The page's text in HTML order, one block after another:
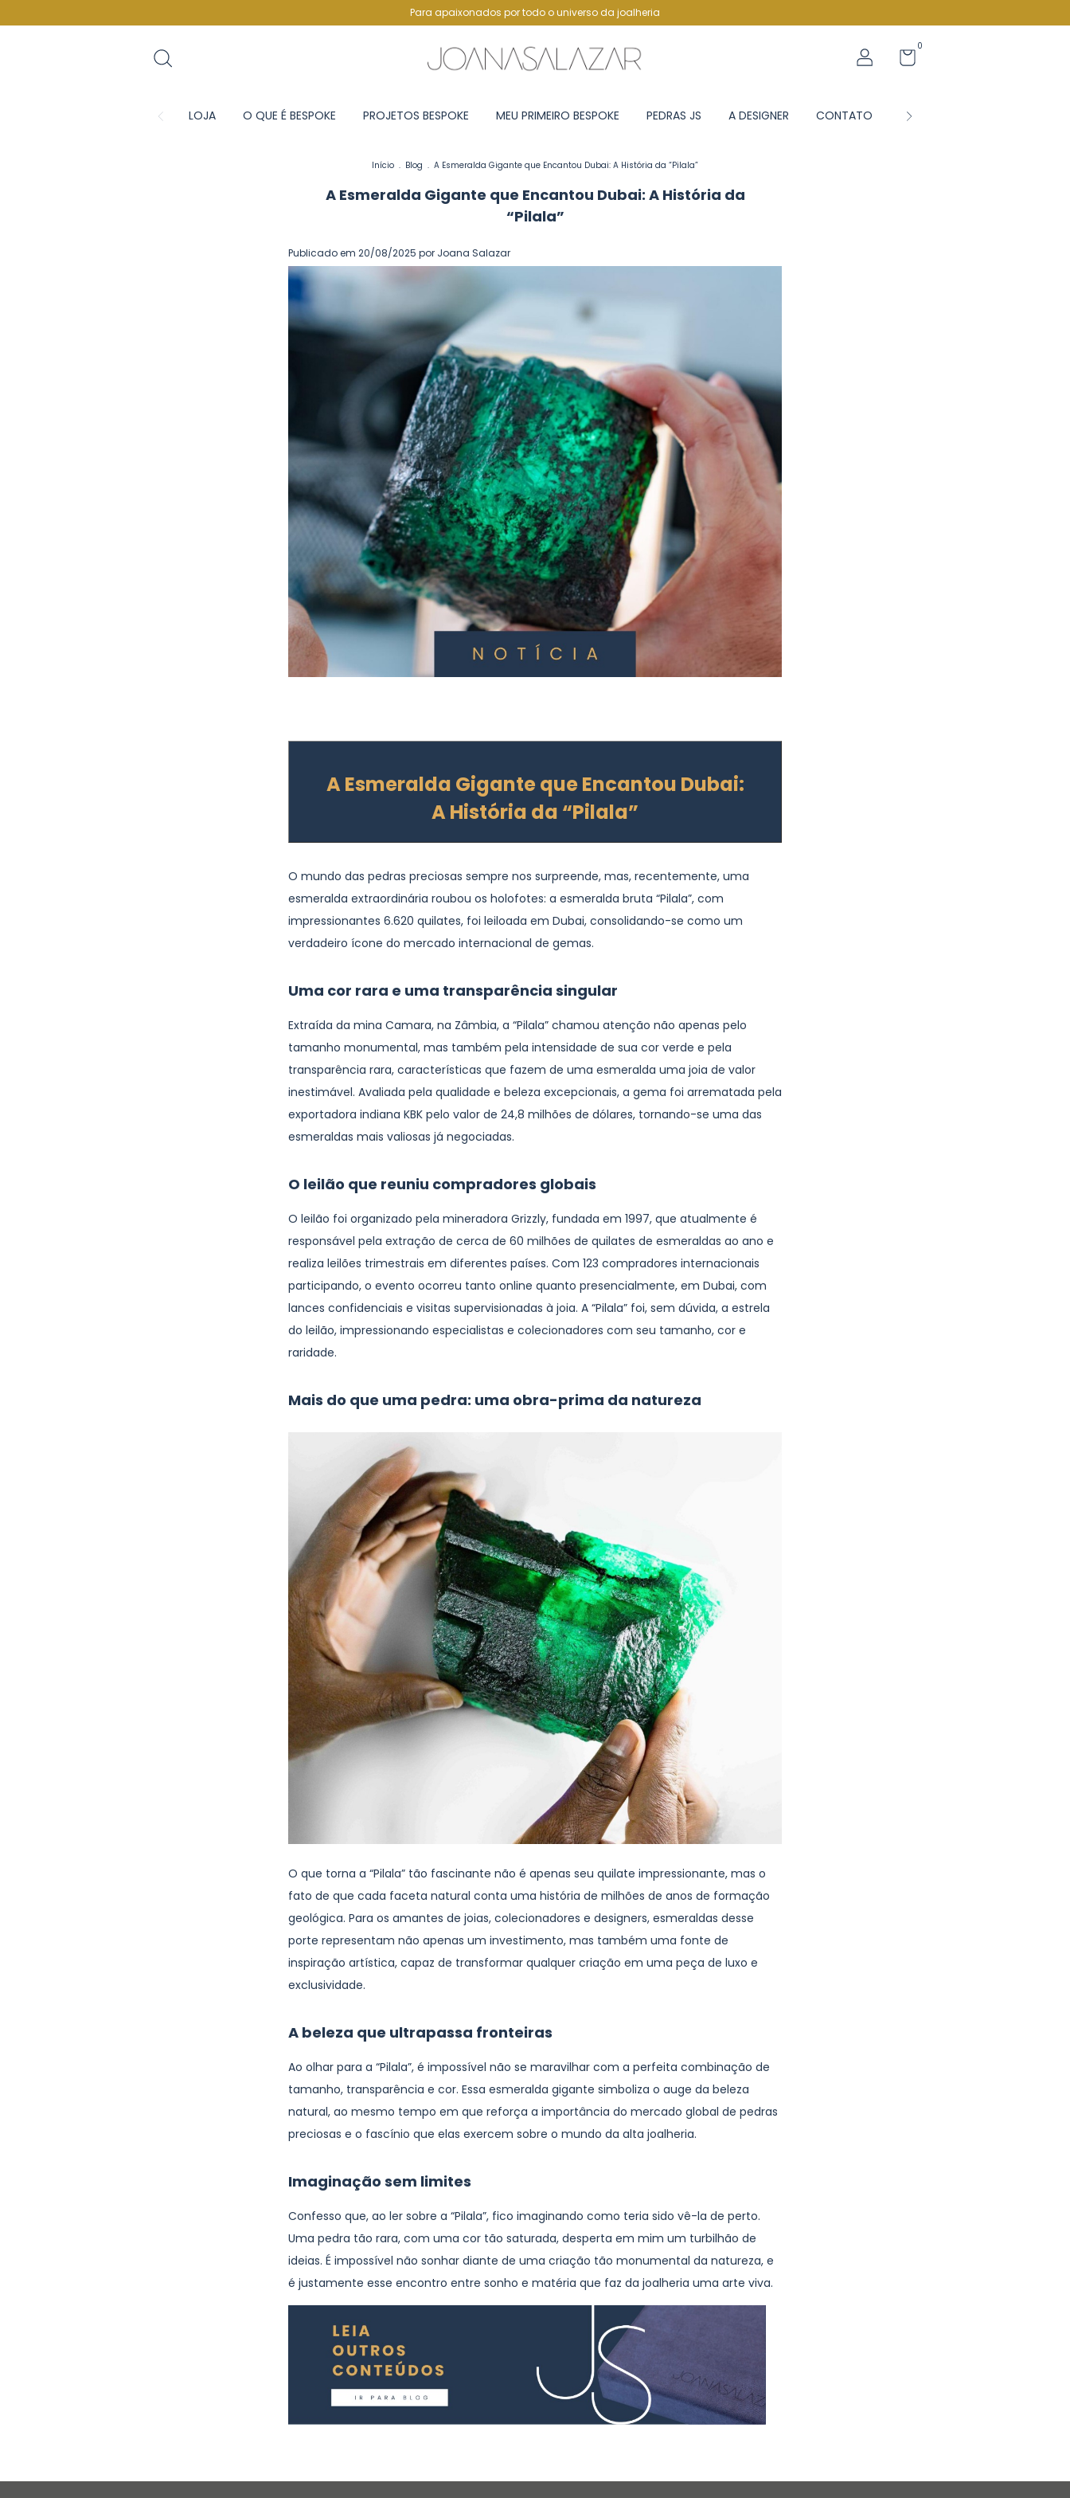
Para apaixonados por todo o universo da joalheria
0
LOJA O QUE É BESPOKE PROJETOS BESPOKE MEU PRIMEIRO BESPOKE PEDRAS JS A DESIGNER CONTATO BLOG JS
Início . Blog . A Esmeralda Gigante que Encantou Dubai: A História da “Pilala”
A Esmeralda Gigante que Encantou Dubai: A História da
“Pilala”
Publicado em 20/08/2025 por Joana Salazar
A Esmeralda Gigante que Encantou Dubai:
A História da “Pilala”
O mundo das pedras preciosas sempre nos surpreende, mas, recentemente, uma
esmeralda extraordinária roubou os holofotes: a esmeralda bruta “Pilala”, com
impressionantes 6.620 quilates, foi leiloada em Dubai, consolidando-se como um
verdadeiro ícone do mercado internacional de gemas.
Uma cor rara e uma transparência singular
Extraída da mina Camara, na Zâmbia, a “Pilala” chamou atenção não apenas pelo
tamanho monumental, mas também pela intensidade de sua cor verde e pela
transparência rara, características que fazem de uma esmeralda uma joia de valor
inestimável. Avaliada pela qualidade e beleza excepcionais, a gema foi arrematada pela
exportadora indiana KBK pelo valor de 24,8 milhões de dólares, tornando-se uma das
esmeraldas mais valiosas já negociadas.
O leilão que reuniu compradores globais
O leilão foi organizado pela mineradora Grizzly, fundada em 1997, que atualmente é
responsável pela extração de cerca de 60 milhões de quilates de esmeraldas ao ano e
realiza leilões trimestrais em diferentes países. Com 123 compradores internacionais
participando, o evento ocorreu tanto online quanto presencialmente, em Dubai, com
lances confidenciais e visitas supervisionadas à joia. A “Pilala” foi, sem dúvida, a estrela
do leilão, impressionando especialistas e colecionadores com seu tamanho, cor e
raridade.
Mais do que uma pedra: uma obra-prima da natureza
O que torna a “Pilala” tão fascinante não é apenas seu quilate impressionante, mas o
fato de que cada faceta natural conta uma história de milhões de anos de formação
geológica. Para os amantes de joias, colecionadores e designers, esmeraldas desse
porte representam não apenas um investimento, mas também uma fonte de
inspiração artística, capaz de transformar qualquer criação em uma peça de luxo e
exclusividade.
A beleza que ultrapassa fronteiras
Ao olhar para a “Pilala”, é impossível não se maravilhar com a perfeita combinação de
tamanho, transparência e cor. Essa esmeralda gigante simboliza o auge da beleza
natural, ao mesmo tempo em que reforça a importância do mercado global de pedras
preciosas e o fascínio que elas exercem sobre o mundo da alta joalheria.
Imaginação sem limites
Confesso que, ao ler sobre a “Pilala”, fico imaginando como teria sido vê-la de perto.
Uma pedra tão rara, com uma cor tão saturada, desperta em mim um turbilhão de
ideias. É impossível não sonhar diante de uma criação tão monumental da natureza, e
é justamente esse encontro entre sonho e matéria que faz da joalheria uma arte viva.